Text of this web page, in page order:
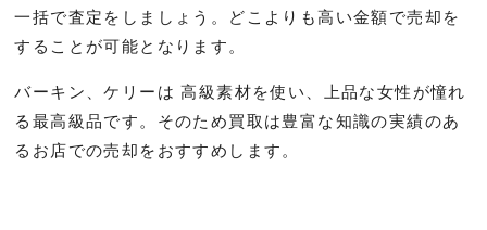
一括で査定をしましょう。どこよりも高い金額で売却を
することが可能となります。
バーキン、ケリーは 高級素材を使い、上品な女性が憧れ
る最高級品です。そのため買取は豊富な知識の実績のあ
るお店での売却をおすすめします。